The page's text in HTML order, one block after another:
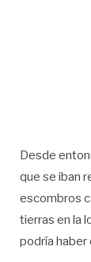
Desde
que se iban
escombros
tierras en la
podría